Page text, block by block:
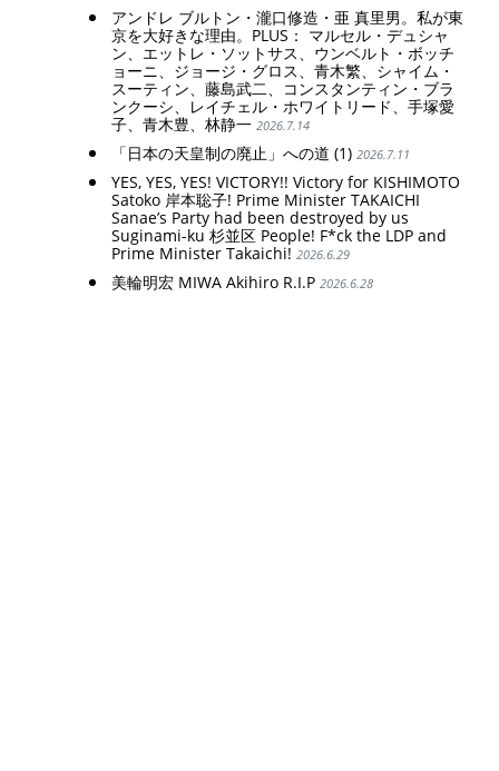
アンドレ ブルトン・瀧口修造・亜 真里男。私が東
京を大好きな理由。PLUS： マルセル・デュシャ
ン、エットレ・ソットサス、ウンベルト・ボッチ
ョーニ、ジョージ・グロス、青木繁、シャイム・
スーティン、藤島武二、コンスタンティン・ブラ
ンクーシ、レイチェル・ホワイトリード、手塚愛
子、青木豊、林静一 2026.7.14
「日本の天皇制の廃止」への道 (1) 2026.7.11
YES, YES, YES! VICTORY!! Victory for KISHIMOTO
Satoko 岸本聡子! Prime Minister TAKAICHI
Sanae’s Party had been destroyed by us
Suginami-ku 杉並区 People! F*ck the LDP and
Prime Minister Takaichi! 2026.6.29
美輪明宏 MIWA Akihiro R.I.P 2026.6.28